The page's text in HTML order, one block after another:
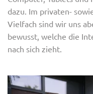
dazu. Im privaten-
Vielfach sind wir uns
bewusst, welche die
nach sich zieht.